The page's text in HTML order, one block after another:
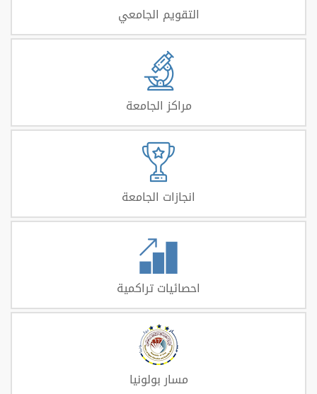
التقويم الجامعي
مراكز الجامعة
انجازات الجامعة
احصائيات تراكمية
مسار بولونيا